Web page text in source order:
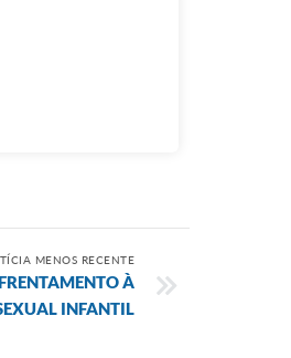
MENOS RECENTE
À
INFANTIL